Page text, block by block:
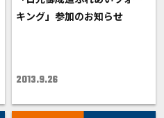
キング」参加のお知らせ
2013.9.26